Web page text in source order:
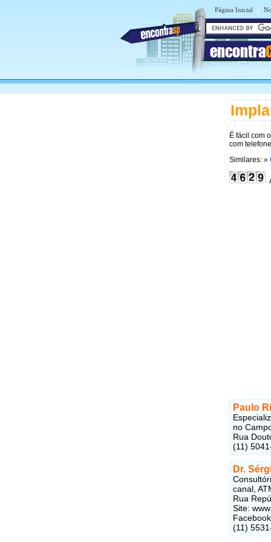
Página Inicial |
encontra
É fácil com o
com
Similares: »
Paulo
no
Rua
(11)
Dr.
canal,
Rua
Site:
(11)